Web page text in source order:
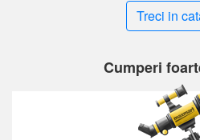
Treci in
Cumperi